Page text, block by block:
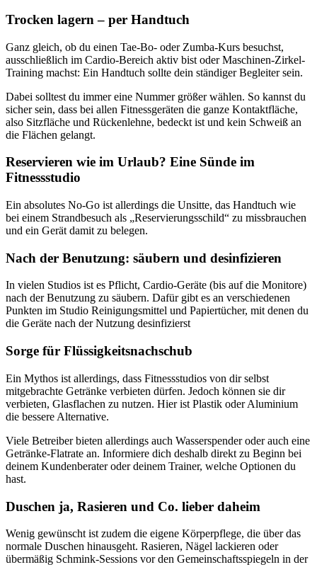
Trocken lagern – per Handtuch
Ganz gleich, ob du einen Tae-Bo- oder Zumba-Kurs besuchst,
ausschließlich im Cardio-Bereich aktiv bist oder Maschinen-Zirkel-
Training machst: Ein Handtuch sollte dein ständiger Begleiter sein.
Dabei solltest du immer eine Nummer größer wählen. So kannst du
sicher sein, dass bei allen Fitnessgeräten die ganze Kontaktfläche,
also Sitzfläche und Rückenlehne, bedeckt ist und kein Schweiß an
die Flächen gelangt.
Reservieren wie im Urlaub? Eine Sünde im
Fitnessstudio
Ein absolutes No-Go ist allerdings die Unsitte, das Handtuch wie
bei einem Strandbesuch als „Reservierungsschild“ zu missbrauchen
und ein Gerät damit zu belegen.
Nach der Benutzung: säubern und desinfizieren
In vielen Studios ist es Pflicht, Cardio-Geräte (bis auf die Monitore)
nach der Benutzung zu säubern. Dafür gibt es an verschiedenen
Punkten im Studio Reinigungsmittel und Papiertücher, mit denen du
die Geräte nach der Nutzung desinfizierst
Sorge für Flüssigkeitsnachschub
Ein Mythos ist allerdings, dass Fitnessstudios von dir selbst
mitgebrachte Getränke verbieten dürfen. Jedoch können sie dir
verbieten, Glasflachen zu nutzen. Hier ist Plastik oder Aluminium
die bessere Alternative.
Viele Betreiber bieten allerdings auch Wasserspender oder auch eine
Getränke-Flatrate an. Informiere dich deshalb direkt zu Beginn bei
deinem Kundenberater oder deinem Trainer, welche Optionen du
hast.
Duschen ja, Rasieren und Co. lieber daheim
Wenig gewünscht ist zudem die eigene Körperpflege, die über das
normale Duschen hinausgeht. Rasieren, Nägel lackieren oder
übermäßig Schmink-Sessions vor den Gemeinschaftsspiegeln in der